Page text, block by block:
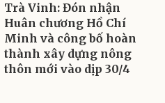
Trà Vinh: Đón nhận
Huân chương Hồ Chí
Minh và công bố hoàn
thành xây dựng nông
thôn mới vào dịp 30/4